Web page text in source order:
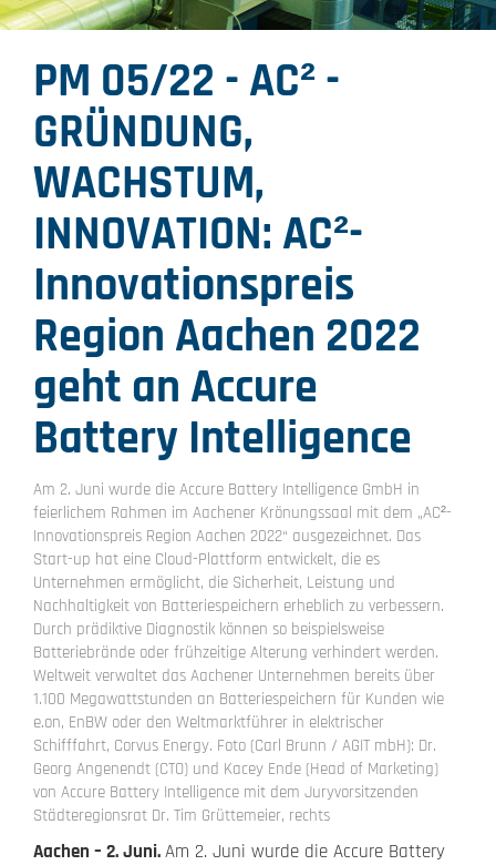
PM 05/22 - AC² -
GRÜNDUNG,
WACHSTUM,
INNOVATION: AC²-
Innovationspreis
Region Aachen 2022
geht an Accure
Battery Intelligence
Am 2. Juni wurde die Accure Battery Intelligence GmbH in
feierlichem Rahmen im Aachener Krönungssaal mit dem „AC²-
Innovationspreis Region Aachen 2022“ ausgezeichnet. Das
Start-up hat eine Cloud-Plattform entwickelt, die es
Unternehmen ermöglicht, die Sicherheit, Leistung und
Nachhaltigkeit von Batteriespeichern erheblich zu verbessern.
Durch prädiktive Diagnostik können so beispielsweise
Batteriebrände oder frühzeitige Alterung verhindert werden.
Weltweit verwaltet das Aachener Unternehmen bereits über
1.100 Megawattstunden an Batteriespeichern für Kunden wie
e.on, EnBW oder den Weltmarktführer in elektrischer
Schifffahrt, Corvus Energy. Foto (Carl Brunn / AGIT mbH): Dr.
Georg Angenendt (CTO) und Kacey Ende (Head of Marketing)
von Accure Battery Intelligence mit dem Juryvorsitzenden
Städteregionsrat Dr. Tim Grüttemeier, rechts
Aachen – 2. Juni.Am 2. Juni wurde die Accure Battery